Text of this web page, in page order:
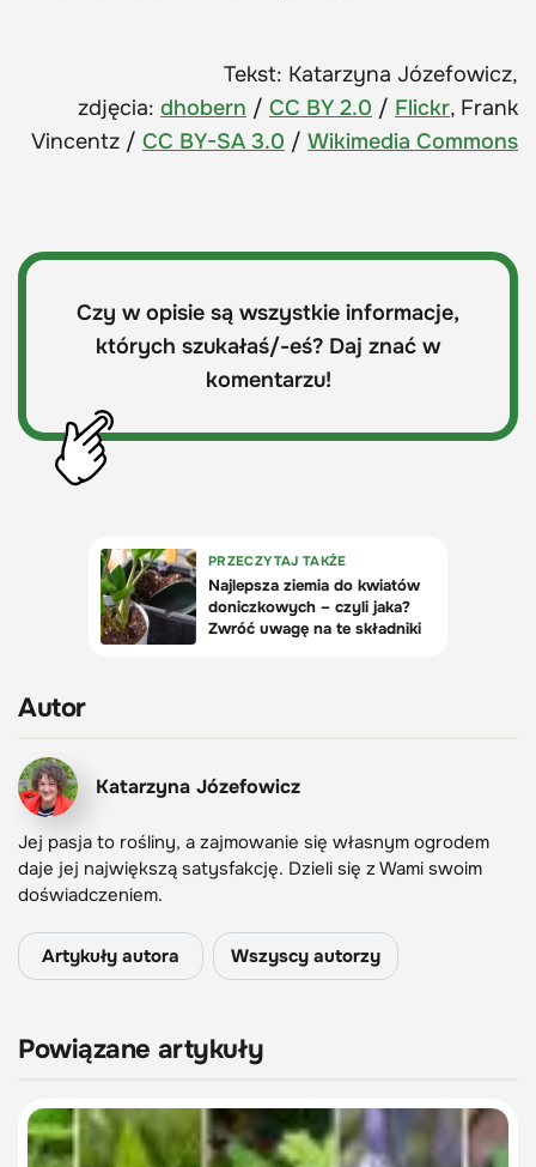
Tekst: Katarzyna Józefowicz,
zdjęcia: dhobern / CC BY 2.0 / Flickr, Frank
Vincentz / CC BY-SA 3.0 / Wikimedia Commons
Czy w opisie są wszystkie informacje,
których szukałaś/-eś? Daj znać w
komentarzu!
Autor
Katarzyna Józefowicz
Jej pasja to rośliny, a zajmowanie się własnym ogrodem
daje jej największą satysfakcję. Dzieli się z Wami swoim
doświadczeniem.
Artykuły autora Wszyscy autorzy
Powiązane artykuły